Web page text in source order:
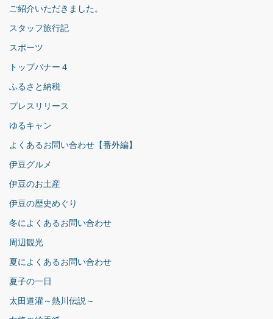
ご紹介いただきました。
スタッフ旅行記
スポーツ
トップバナー４
ふるさと納税
プレスリリース
ゆるキャン
よくあるお問い合わせ【番外編】
伊豆グルメ
伊豆のお土産
伊豆の歴史めぐり
冬によくあるお問い合わせ
周辺観光
夏によくあるお問い合わせ
夏子の一日
太田道灌～熱川伝説～